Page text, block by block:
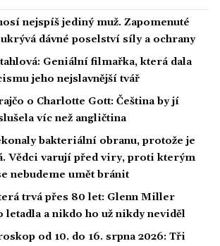
nejspíš jediný muž. Zapomenuté
dávné poselství síly a ochrany
Geniální filmařka, která dala
jeho nejslavnější tvář
o Charlotte Gott: Čeština by jí
víc než angličtina
bakteriální obranu, protože je
Vědci varují před viry, proti kterým
nebudeme umět bránit
trvá přes 80 let: Glenn Miller
letadla a nikdo ho už nikdy neviděl
od 10. do 16. srpna 2026: Tři